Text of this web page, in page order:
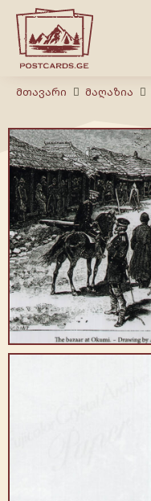
Მთავარი Მაღაზია